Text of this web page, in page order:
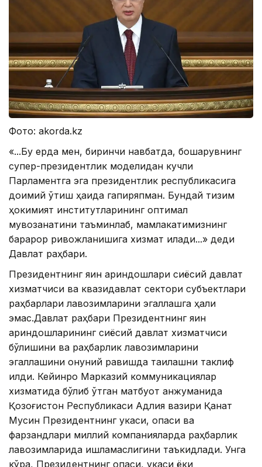
Фото: akorda.kz
«...Бу ерда мен, биринчи навбатда, бошқарувнинг
супер-президентлик моделидан кучли
Парламентга эга президентлик республикасига
доимий ўтиш ҳақида гапиряпман. Бундай тизим
ҳокимият институтларининг оптимал
мувозанатини таъминлаб, мамлакатимизнинг
барқарор ривожланишига хизмат қилади...» деди
Давлат раҳбари.
Президентнинг яқин қариндошлари сиёсий давлат
хизматчиси ва квазидавлат сектори субъектлари
раҳбарлари лавозимларини эгаллашга ҳақли
эмас.Давлат раҳбари Президентнинг яқин
қариндошларининг сиёсий давлат хизматчиси
бўлишини ва раҳбарлик лавозимларини
эгаллашини қонуний равишда тақиқлашни таклиф
қилди. Кейинроқ Марказий коммуникациялар
хизматида бўлиб ўтган матбуот анжуманида
Қозоғистон Республикаси Адлия вазири Қанат
Мусин Президентнинг укаси, опаси ва
фарзандлари миллий компанияларда раҳбарлик
лавозимларида ишламаслигини таъкидлади. Унга
кўра, Президентнинг опаси, укаси ёки